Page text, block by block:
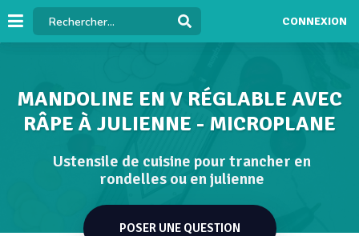
CONNEXION
MANDOLINE EN V RÉGLABLE AVEC
RÂPE À JULIENNE - MICROPLANE
Ustensile de cuisine pour trancher en
rondelles ou en julienne
POSER UNE QUESTION